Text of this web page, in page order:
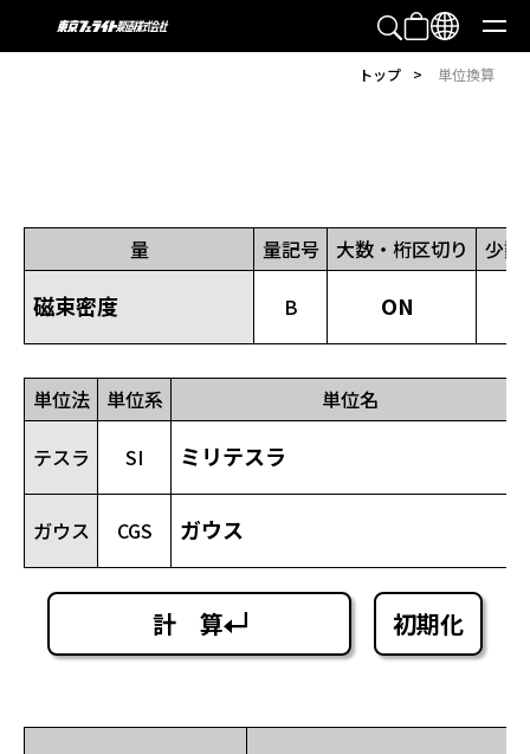
トップ > 単位換算
量 量記号 大数・桁区切り 少数
B
単位法 単位系 単位名
テスラ SI
ガウス CGS
計 算 初期化